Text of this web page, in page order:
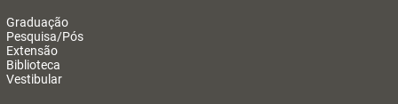
Graduação
Pesquisa/Pós
Extensão
Biblioteca
Vestibular